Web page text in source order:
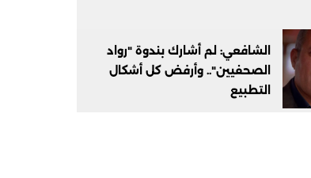
الشافعي: لم أشارك بندوة "رواد
الصحفيين".. وأرفض كل أشكال
التطبيع